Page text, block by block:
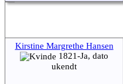
Kirstine Margrethe Hansen
1821-Ja, dato
ukendt